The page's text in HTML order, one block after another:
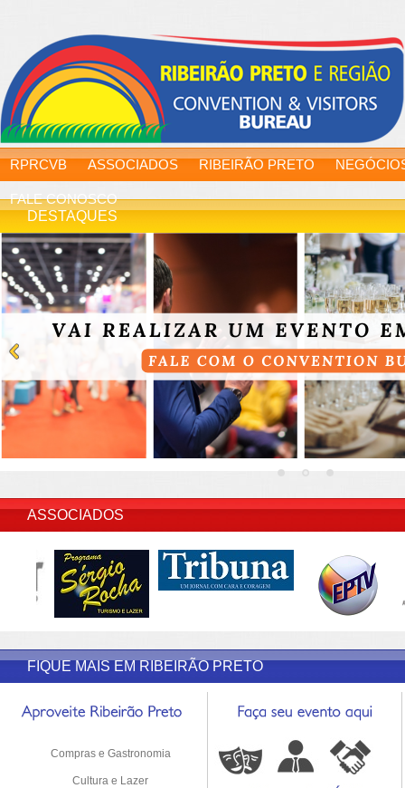
RPRCVB ASSOCIADOS RIBEIRÃO PRETO
FALE CONOSCO
DESTAQUES
ASSOCIADOS
FIQUE MAIS EM RIBEIRÃO PRETO
Compras e Gastronomia
Cultura e Lazer